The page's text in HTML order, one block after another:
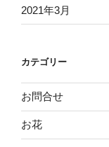
2021年3月
カテゴリー
お問合せ
お花